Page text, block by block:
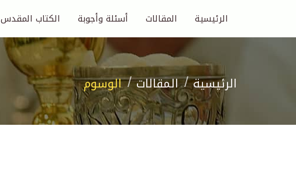
الكتاب المقدس أسئلة وأجوبة المقالات الرئيسية
الرئيسية المقالات الوسوم